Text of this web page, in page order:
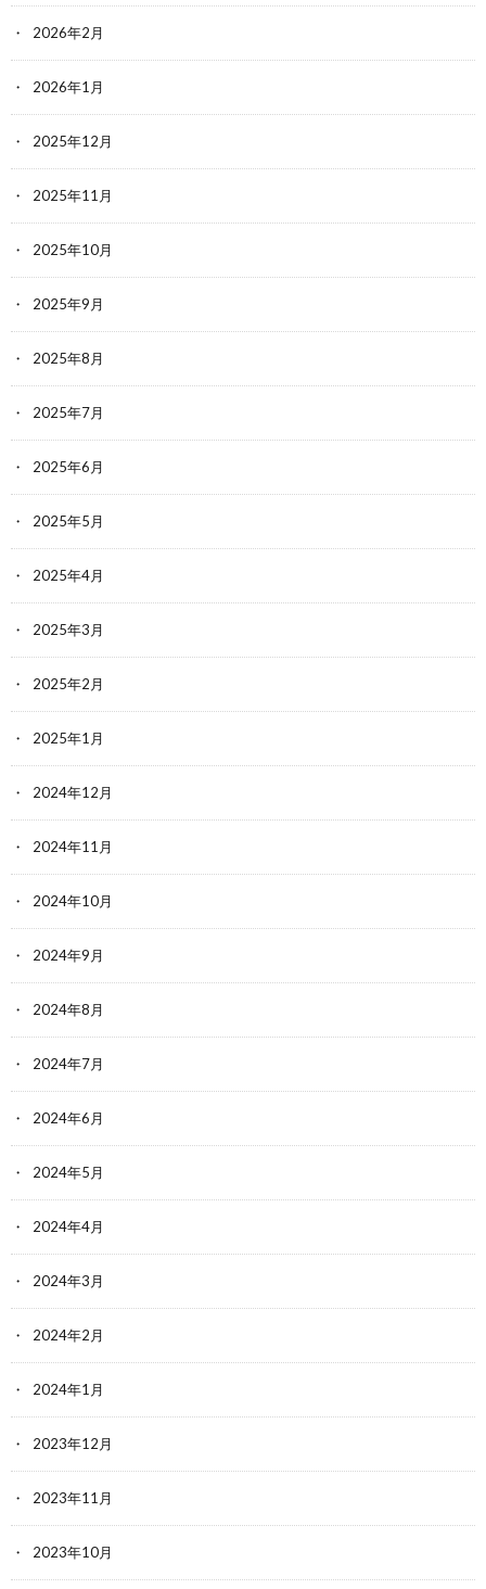
2026年2月
2026年1月
2025年12月
2025年11月
2025年10月
2025年9月
2025年8月
2025年7月
2025年6月
2025年5月
2025年4月
2025年3月
2025年2月
2025年1月
2024年12月
2024年11月
2024年10月
2024年9月
2024年8月
2024年7月
2024年6月
2024年5月
2024年4月
2024年3月
2024年2月
2024年1月
2023年12月
2023年11月
2023年10月